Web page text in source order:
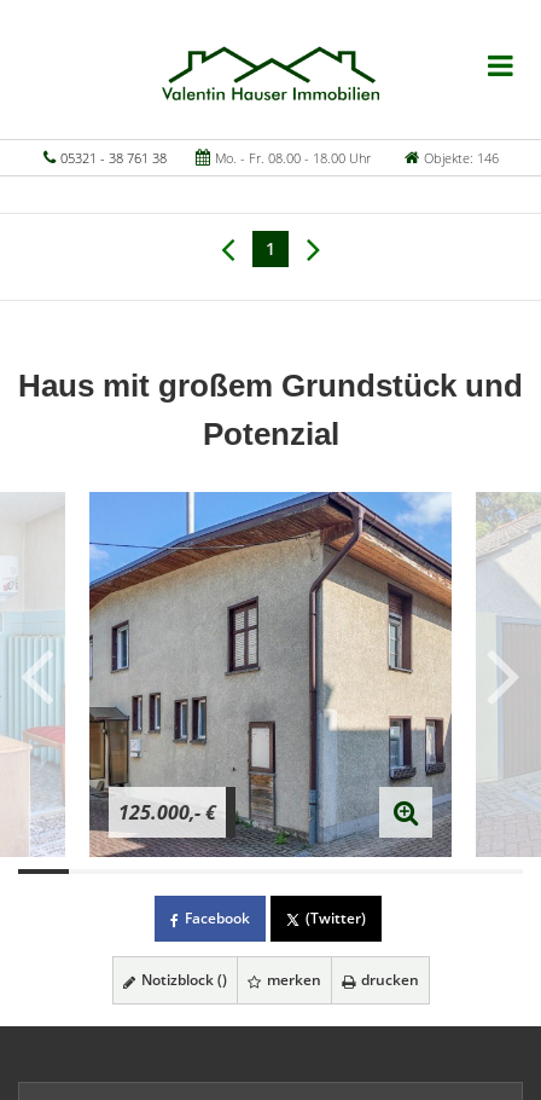
05321 - 38 761 38 Mo. - Fr. 08.00 - 18.00 Uhr Objekte: 146
1
Haus mit großem Grundstück und
Potenzial
125.000,- €
Facebook (Twitter)
Notizblock () merken drucken